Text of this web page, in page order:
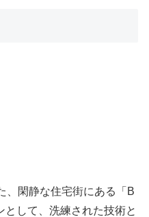
、閑静な住宅街にある「B
して、洗練された技術と